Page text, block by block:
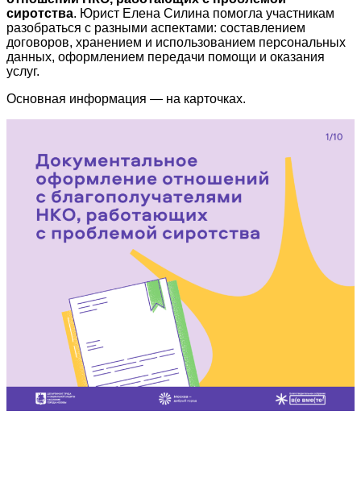
сиротства. Юрист Елена Силина помогла участникам
разобраться с разными аспектами: составлением
договоров, хранением и использованием персональных
данных, оформлением передачи помощи и оказания
услуг.
Основная информация — на карточках.